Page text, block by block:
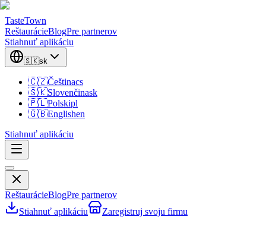
TasteTown
ReštaurácieBlogPre partnerov
Stiahnuť aplikáciu
🇸🇰sk
🇨🇿Češtinacs
🇸🇰Slovenčinask
🇵🇱Polskipl
🇬🇧Englishen
Stiahnuť aplikáciu
ReštaurácieBlogPre partnerov
Stiahnuť aplikáciu
Zaregistruj svoju firmu